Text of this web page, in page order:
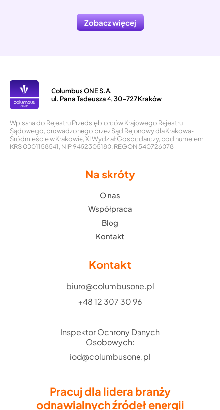
Zobacz więcej
Columbus ONE S.A.
ul. Pana Tadeusza 4, 30-727 Kraków
Wpisana do Rejestru Przedsiębiorców Krajowego Rejestru
Sądowego, prowadzonego przez Sąd Rejonowy dla Krakowa-
Śródmieście w Krakowie, XI Wydział Gospodarczy, pod numerem
KRS 0001158541, NIP 9452305180, REGON 540726078
Na skróty
O nas
Współpraca
Blog
Kontakt
Kontakt
biuro@columbusone.pl
+48 12 307 30 96
Inspektor Ochrony Danych
Osobowych:
iod@columbusone.pl
Pracuj dla lidera branży
odnawialnych źródeł energii